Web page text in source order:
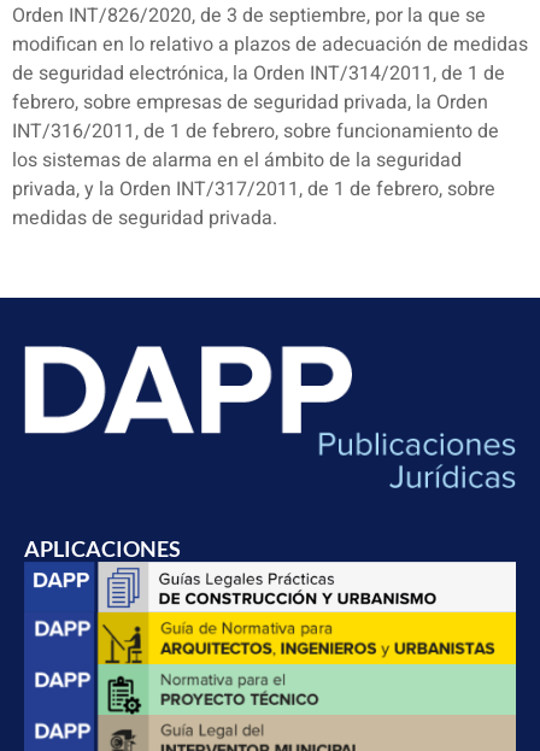
Orden INT/826/2020, de 3 de septiembre, por la que se
modifican en lo relativo a plazos de adecuación de medidas
de seguridad electrónica, la Orden INT/314/2011, de 1 de
febrero, sobre empresas de seguridad privada, la Orden
INT/316/2011, de 1 de febrero, sobre funcionamiento de
los sistemas de alarma en el ámbito de la seguridad
privada, y la Orden INT/317/2011, de 1 de febrero, sobre
medidas de seguridad privada.
APLICACIONES